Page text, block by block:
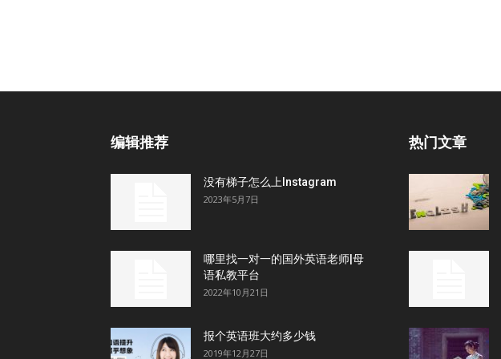
编辑推荐
没有梯子怎么上Instagram
2023年5月7日
哪里找一对一的国外英语老师|母
语私教平台
2022年10月21日
报个英语班大约多少钱
2019年12月27日
热门文章